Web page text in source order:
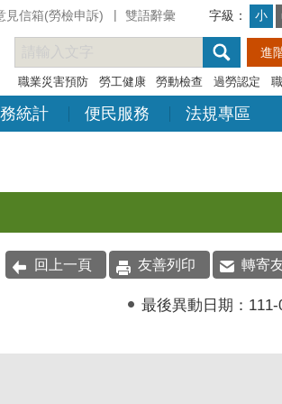
見信箱(勞檢申訴) 雙語辭彙 字級： 小
職業災害預防 勞工健康 勞動檢查 過勞認定
統計 便民服務 法規專區
回上一頁 友善列印 轉寄
最後異動日期：